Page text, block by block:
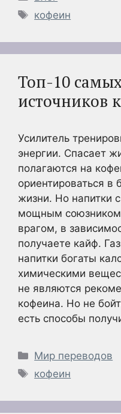
Метки
кофеин
Топ-10
источников
Усилитель
энергии. Спасает
полагаются на
ориентироваться в
жизни. Но напитки
мощным
врагом, в
получаете кайф.
напитки богаты
химическими
не являются
кофеина. Но не
есть способы
Рубрики
Мир переводов
Метки
кофеин